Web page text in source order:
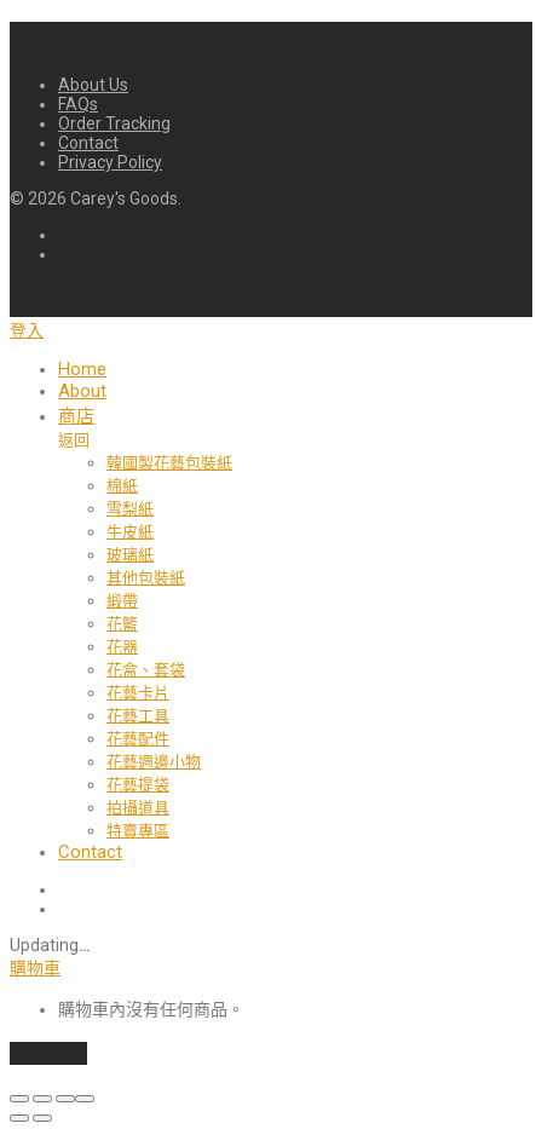
About Us
FAQs
Order Tracking
Contact
Privacy Policy
© 2026 Carey's Goods.
登入
Home
About
商店
返回
韓國製花藝包裝紙
棉紙
雪梨紙
牛皮紙
玻璃紙
其他包裝紙
緞帶
花籃
花器
花盒、套袋
花藝卡片
花藝工具
花藝配件
花藝週邊小物
花藝提袋
拍攝道具
特賣專區
Contact
Updating…
購物車
購物車內沒有任何商品。